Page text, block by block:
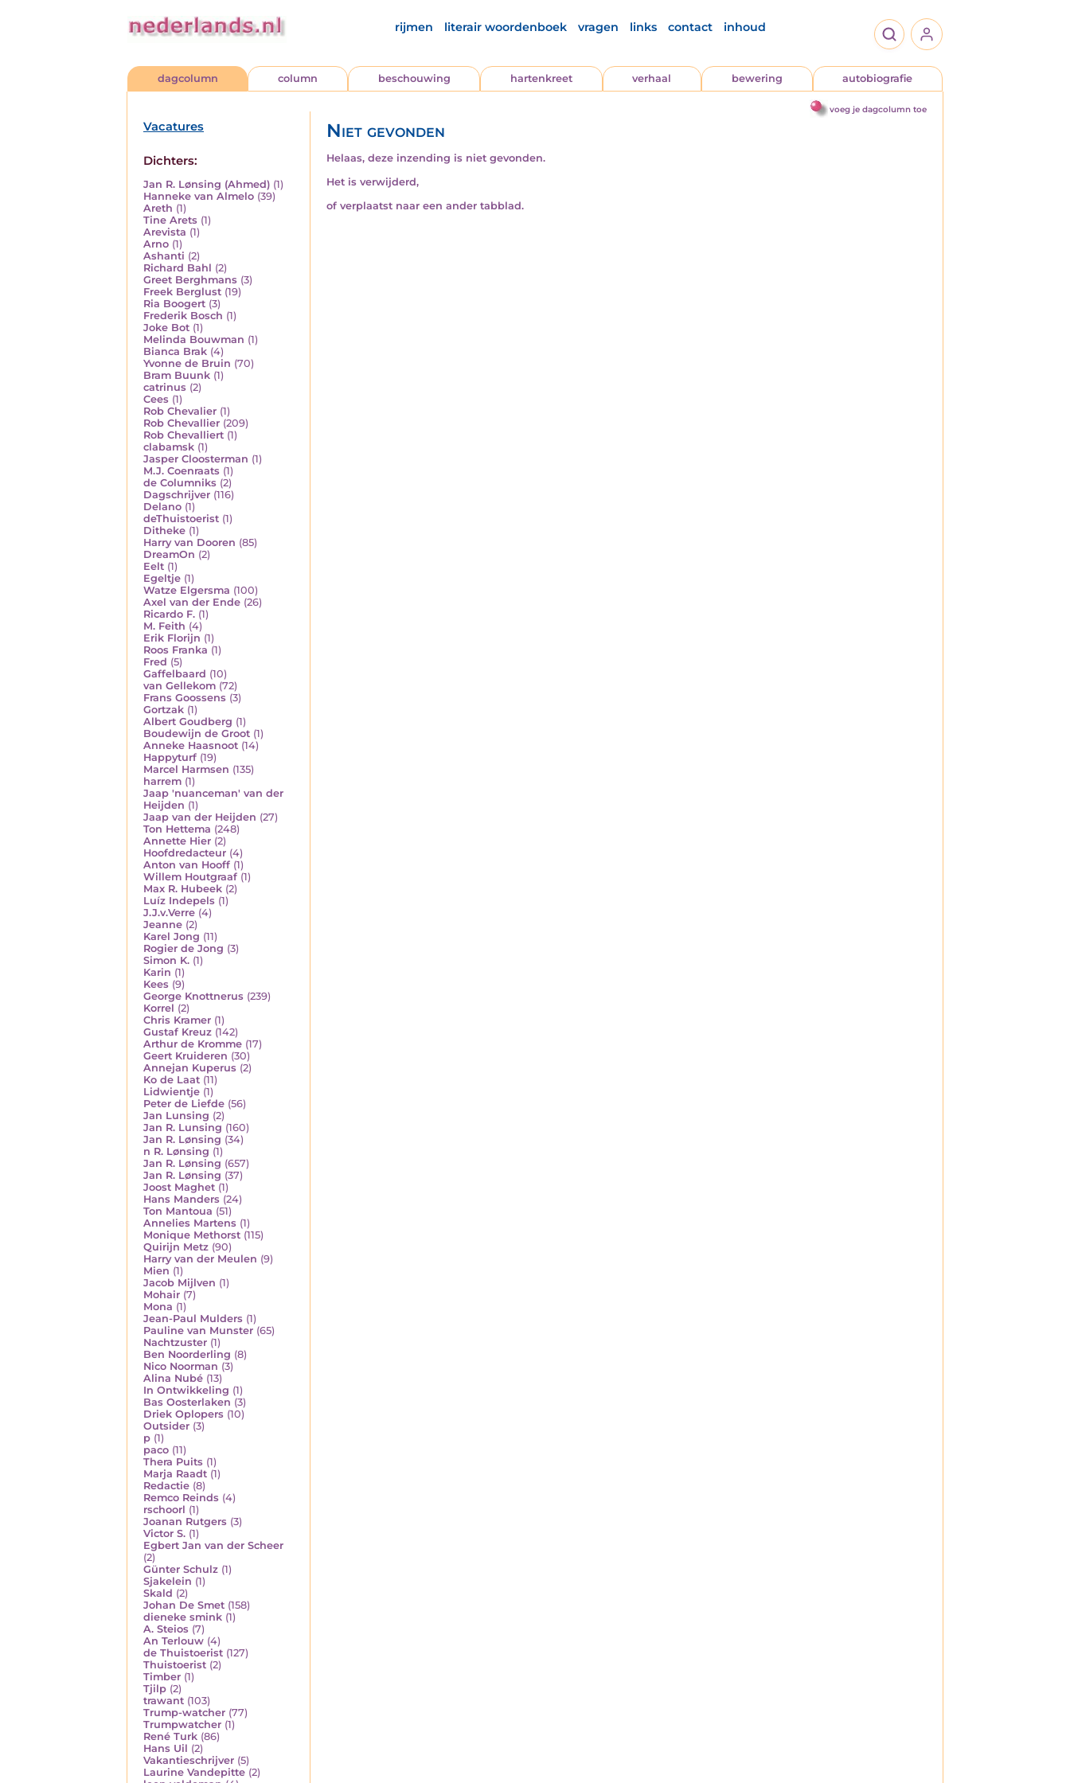
rijmen literair woordenboek vragen links contact inhoud
dagcolumn column beschouwing hartenkreet verhaal bewering autobiografie
voeg je dagcolumn toe
Vacatures
Dichters:
Jan R. Lønsing (Ahmed) (1)
Hanneke van Almelo (39)
Areth (1)
Tine Arets (1)
Arevista (1)
Arno (1)
Ashanti (2)
Richard Bahl (2)
Greet Berghmans (3)
Freek Berglust (19)
Ria Boogert (3)
Frederik Bosch (1)
Joke Bot (1)
Melinda Bouwman (1)
Bianca Brak (4)
Yvonne de Bruin (70)
Bram Buunk (1)
catrinus (2)
Cees (1)
Rob Chevalier (1)
Rob Chevallier (209)
Rob Chevalliert (1)
clabamsk (1)
Jasper Cloosterman (1)
M.J. Coenraats (1)
de Columniks (2)
Dagschrijver (116)
Delano (1)
deThuistoerist (1)
Ditheke (1)
Harry van Dooren (85)
DreamOn (2)
Eelt (1)
Egeltje (1)
Watze Elgersma (100)
Axel van der Ende (26)
Ricardo F. (1)
M. Feith (4)
Erik Florijn (1)
Roos Franka (1)
Fred (5)
Gaffelbaard (10)
van Gellekom (72)
Frans Goossens (3)
Gortzak (1)
Albert Goudberg (1)
Boudewijn de Groot (1)
Anneke Haasnoot (14)
Happyturf (19)
Marcel Harmsen (135)
harrem (1)
Jaap 'nuanceman' van der
Heijden (1)
Jaap van der Heijden (27)
Ton Hettema (248)
Annette Hier (2)
Hoofdredacteur (4)
Anton van Hooff (1)
Willem Houtgraaf (1)
Max R. Hubeek (2)
Luíz Indepels (1)
J.J.v.Verre (4)
Jeanne (2)
Karel Jong (11)
Rogier de Jong (3)
Simon K. (1)
Karin (1)
Kees (9)
George Knottnerus (239)
Korrel (2)
Chris Kramer (1)
Gustaf Kreuz (142)
Arthur de Kromme (17)
Geert Kruideren (30)
Annejan Kuperus (2)
Ko de Laat (11)
Lidwientje (1)
Peter de Liefde (56)
Jan Lunsing (2)
Jan R. Lunsing (160)
Jan R. Lønsing (34)
n R. Lønsing (1)
Jan R. Lønsing (657)
Jan R. Lønsing (37)
Joost Maghet (1)
Hans Manders (24)
Ton Mantoua (51)
Annelies Martens (1)
Monique Methorst (115)
Quirijn Metz (90)
Harry van der Meulen (9)
Mien (1)
Jacob Mijlven (1)
Mohair (7)
Mona (1)
Jean-Paul Mulders (1)
Pauline van Munster (65)
Nachtzuster (1)
Ben Noorderling (8)
Nico Noorman (3)
Alina Nubé (13)
In Ontwikkeling (1)
Bas Oosterlaken (3)
Driek Oplopers (10)
Outsider (3)
p (1)
paco (11)
Thera Puits (1)
Marja Raadt (1)
Redactie (8)
Remco Reinds (4)
rschoorl (1)
Joanan Rutgers (3)
Victor S. (1)
Egbert Jan van der Scheer
(2)
Günter Schulz (1)
Sjakelein (1)
Skald (2)
Johan De Smet (158)
dieneke smink (1)
A. Steios (7)
An Terlouw (4)
de Thuistoerist (127)
Thuistoerist (2)
Timber (1)
Tjilp (2)
trawant (103)
Trump-watcher (77)
Trumpwatcher (1)
René Turk (86)
Hans Uil (2)
Vakantieschrijver (5)
Laurine Vandepitte (2)
Niet gevonden
Helaas, deze inzending is niet gevonden.
Het is verwijderd,
of verplaatst naar een ander tabblad.